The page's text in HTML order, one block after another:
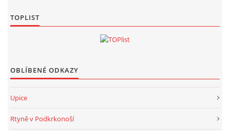
TOPLIST
OBLÍBENÉ ODKAZY
Upice
Rtyně v Podkrkonoší